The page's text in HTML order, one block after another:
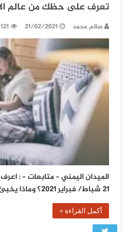
تعرف على حظك من عالم الابراج ليوم
سالم محمد 21/02/2021
121
الميدان اليمني – متابعات – :
21 شباط/ فبراير 2021؟ وماذا يخبئ لك …
أكمل القراءة »